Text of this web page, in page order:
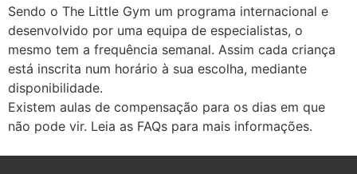
Sendo o The Little Gym um programa internacional e
desenvolvido por uma equipa de especialistas, o
mesmo tem a frequência semanal. Assim cada criança
está inscrita num horário à sua escolha, mediante
disponibilidade.
Existem aulas de compensação para os dias em que
não pode vir. Leia as FAQs para mais informações.